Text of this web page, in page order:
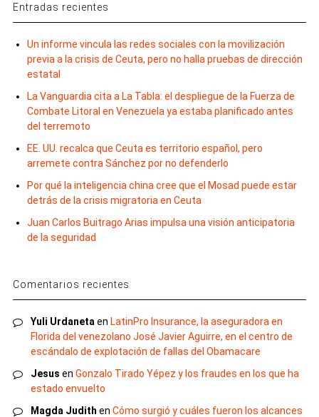
Entradas recientes
Un informe vincula las redes sociales con la movilización
previa a la crisis de Ceuta, pero no halla pruebas de dirección
estatal
La Vanguardia cita a La Tabla: el despliegue de la Fuerza de
Combate Litoral en Venezuela ya estaba planificado antes
del terremoto
EE. UU. recalca que Ceuta es territorio español, pero
arremete contra Sánchez por no defenderlo
Por qué la inteligencia china cree que el Mosad puede estar
detrás de la crisis migratoria en Ceuta
Juan Carlos Buitrago Arias impulsa una visión anticipatoria
de la seguridad
Comentarios recientes
Yuli Urdanetaen LatinPro Insurance, la aseguradora en
Florida del venezolano José Javier Aguirre, en el centro de
escándalo de explotación de fallas del Obamacare
Jesus en Gonzalo Tirado Yépez y los fraudes en los que ha
estado envuelto
Magda Judith en Cómo surgió y cuáles fueron los alcances